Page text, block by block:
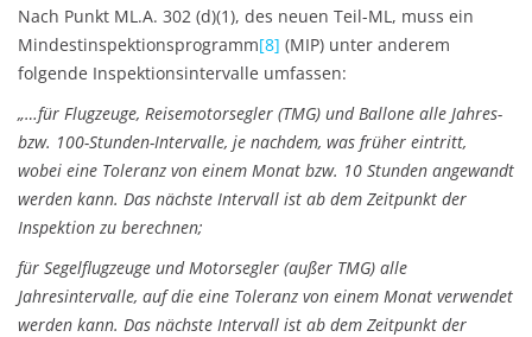
Nach Punkt ML.A. 302 (d)(1), des neuen Teil-ML, muss ein
Mindestinspektionsprogramm[8] (MIP) unter anderem
folgende Inspektionsintervalle umfassen:
„…für Flugzeuge, Reisemotorsegler (TMG) und Ballone alle Jahres-
bzw. 100-Stunden-Intervalle, je nachdem, was früher eintritt,
wobei eine Toleranz von einem Monat bzw. 10 Stunden angewandt
werden kann. Das nächste Intervall ist ab dem Zeitpunkt der
Inspektion zu berechnen;
für Segelflugzeuge und Motorsegler (außer TMG) alle
Jahresintervalle, auf die eine Toleranz von einem Monat verwendet
werden kann. Das nächste Intervall ist ab dem Zeitpunkt der